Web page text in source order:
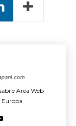
Area Web